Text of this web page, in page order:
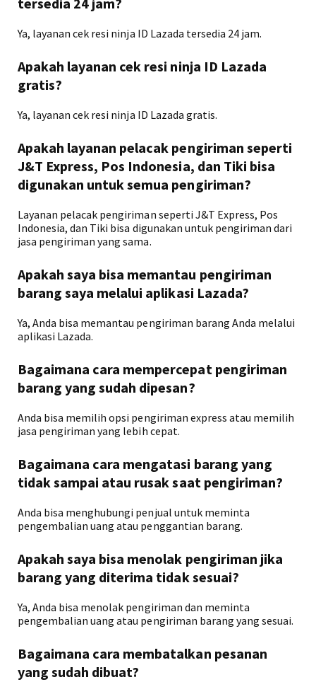
Ya, layanan cek resi ninja ID Lazada tersedia 24 jam.
Apakah layanan cek resi ninja ID Lazada
gratis?
Ya, layanan cek resi ninja ID Lazada gratis.
Apakah layanan pelacak pengiriman seperti
J&T Express, Pos Indonesia, dan Tiki bisa
digunakan untuk semua pengiriman?
Layanan pelacak pengiriman seperti J&T Express, Pos
Indonesia, dan Tiki bisa digunakan untuk pengiriman dari
jasa pengiriman yang sama.
Apakah saya bisa memantau pengiriman
barang saya melalui aplikasi Lazada?
Ya, Anda bisa memantau pengiriman barang Anda melalui
aplikasi Lazada.
Bagaimana cara mempercepat pengiriman
barang yang sudah dipesan?
Anda bisa memilih opsi pengiriman express atau memilih
jasa pengiriman yang lebih cepat.
Bagaimana cara mengatasi barang yang
tidak sampai atau rusak saat pengiriman?
Anda bisa menghubungi penjual untuk meminta
pengembalian uang atau penggantian barang.
Apakah saya bisa menolak pengiriman jika
barang yang diterima tidak sesuai?
Ya, Anda bisa menolak pengiriman dan meminta
pengembalian uang atau pengiriman barang yang sesuai.
Bagaimana cara membatalkan pesanan
yang sudah dibuat?